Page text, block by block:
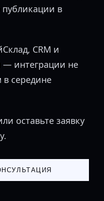
в
CRM и
интеграции не
в середине
оставьте заявку